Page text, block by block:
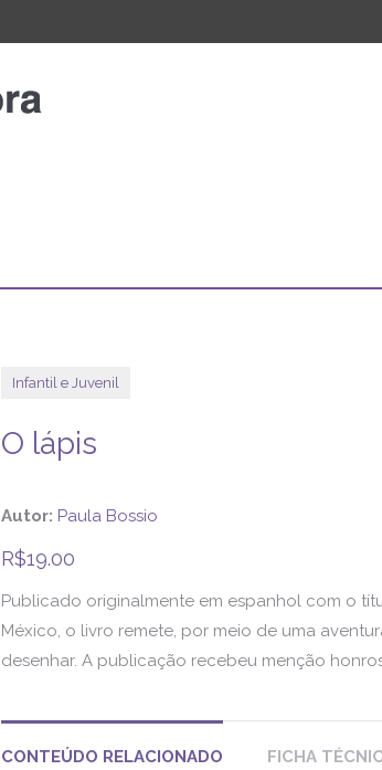
Infantil e Juvenil
O lápis
Autor: Paula Bossio
R$19.00
Publicado originalmente em espanhol com o
México, o livro remete, por meio de uma
desenhar. A publicação recebeu menção
CONTEÚDO RELACIONADO FICHA